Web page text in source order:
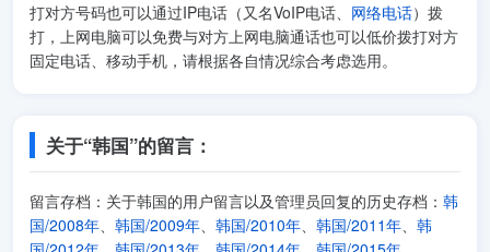
打对方号码也可以通过IP电话（又名VoIP电话、 网络电话）拨
打，上网电脑可以免费与对方上网电脑通话也可以低价拨打对方
固定电话、移动手机，请根据各自情况综合考虑选用。
关于“韩国”的留言：
留言存档：关于韩国的用户留言以及管理员回复的历史存档： 韩
国/2008年、 韩国/2009年、 韩国/2010年、 韩国/2011年、 韩